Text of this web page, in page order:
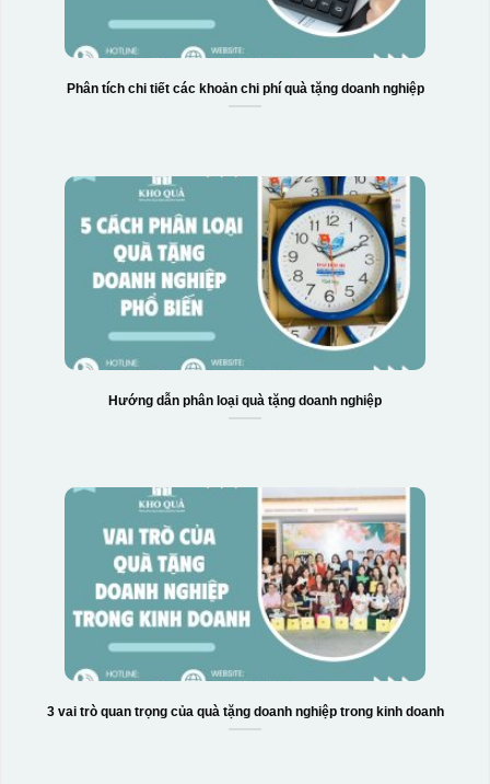
Hộp xi 6 bát cơm
Phân tích chi tiết các khoản chi phí quà tặng doanh nghiệp
Hướng dẫn phân loại quà tặng doanh nghiệp
3 vai trò quan trọng của quà tặng doanh nghiệp trong kinh doanh